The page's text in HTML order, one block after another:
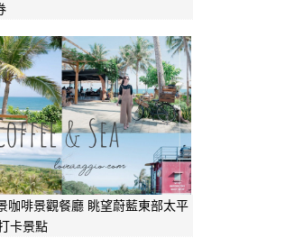
咖啡景觀餐廳 眺望蔚藍東部太平
卡景點